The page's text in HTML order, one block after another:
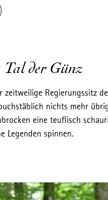
Tal der Günz
Regierungssitz
nichts mehr
eine teuflisch
Legenden spinnen.